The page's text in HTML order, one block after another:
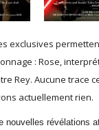
exclusives
: Rose,
Rey. Aucune trace
actuellement rien.
nouvelles révélations